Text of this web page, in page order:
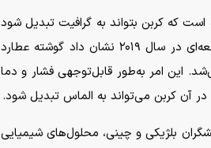
است که کربن بتواند به گرافیت تبدیل شود
و به علت سبک‌تر بودن نسبت به گوشته، روی سطح شناور شود. اما مطالعه‌ای در سال ۲۰۱۹ نشان داد گوشته عطارد
می‌شد. این امر به‌طور قابل‌توجهی فشار و دما
آن کربن می‌تواند به الماس تبدیل شود.
بلژیکی و چینی، محلول‌های شیمیایی